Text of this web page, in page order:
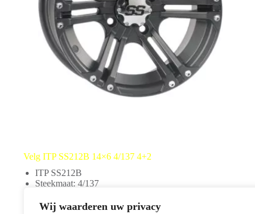
Wij waarderen uw privacy
Velg ITP SS212B 14×6 4/137 4+2
ITP SS212B
Steekmaat: 4/137
Enkel te monteren in combinatie met: 02230043